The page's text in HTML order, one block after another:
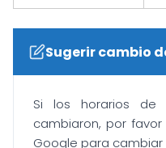
Sugerir cambio
Si los horarios de
cambiaron, por
Google para cambiar